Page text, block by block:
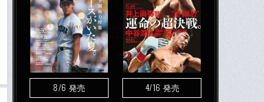
8/6 発売 4/16 発売